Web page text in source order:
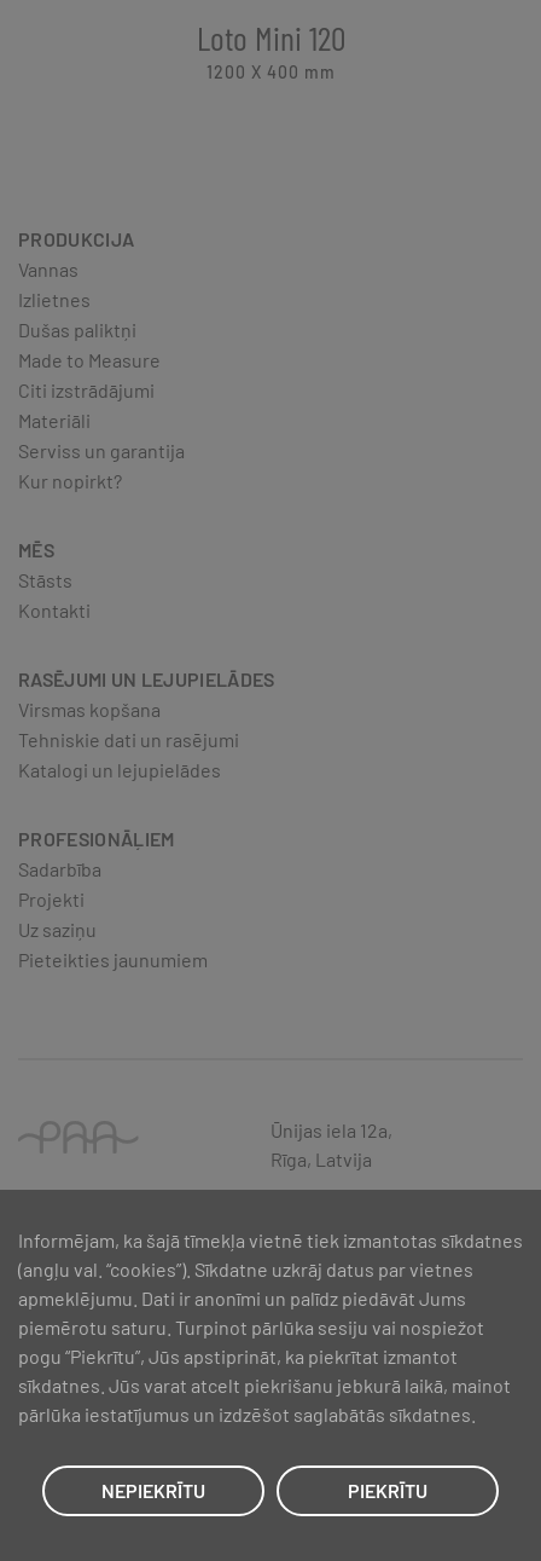
Loto Mini 120
1200 X 400 mm
PRODUKCIJA
Vannas
Izlietnes
Dušas paliktņi
Made to Measure
Citi izstrādājumi
Materiāli
Serviss un garantija
Kur nopirkt?
MĒS
Stāsts
Kontakti
RASĒJUMI UN LEJUPIELĀDES
Virsmas kopšana
Tehniskie dati un rasējumi
Katalogi un lejupielādes
PROFESIONĀĻIEM
Sadarbība
Projekti
Uz saziņu
Pieteikties jaunumiem
Ūnijas iela 12a,
Rīga, Latvija
saņemšanu pasākuma “Atbalsts MVU inovatīvas uzņēmējdarbības
attīstībai”, ko līdzfinansē Eiropas Reģionālās attīstības fonds.
Informējam, ka šajā tīmekļa vietnē tiek izmantotas sīkdatnes
(angļu val. “cookies”). Sīkdatne uzkrāj datus par vietnes
apmeklējumu. Dati ir anonīmi un palīdz piedāvāt Jums
piemērotu saturu. Turpinot pārlūka sesiju vai nospiežot
pogu “Piekrītu”, Jūs apstiprināt, ka piekrītat izmantot
sīkdatnes. Jūs varat atcelt piekrišanu jebkurā laikā, mainot
pārlūka iestatījumus un izdzēšot saglabātās sīkdatnes.
NEPIEKRĪTU PIEKRĪTU